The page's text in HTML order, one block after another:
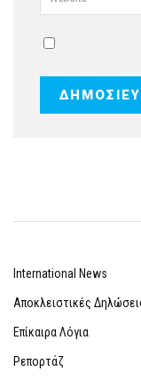
International News
Αποκλειστικές
Επίκαιρα Λόγια
Ρεπορτάζ